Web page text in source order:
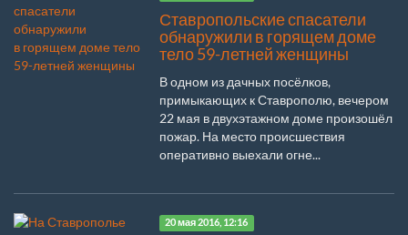
Ставропольские спасатели
обнаружили в горящем доме
тело 59-летней женщины
В одном из дачных посёлков,
примыкающих к Ставрополю, вечером
22 мая в двухэтажном доме произошёл
пожар. На место происшествия
оперативно выехали огне...
20 мая 2016, 12:16